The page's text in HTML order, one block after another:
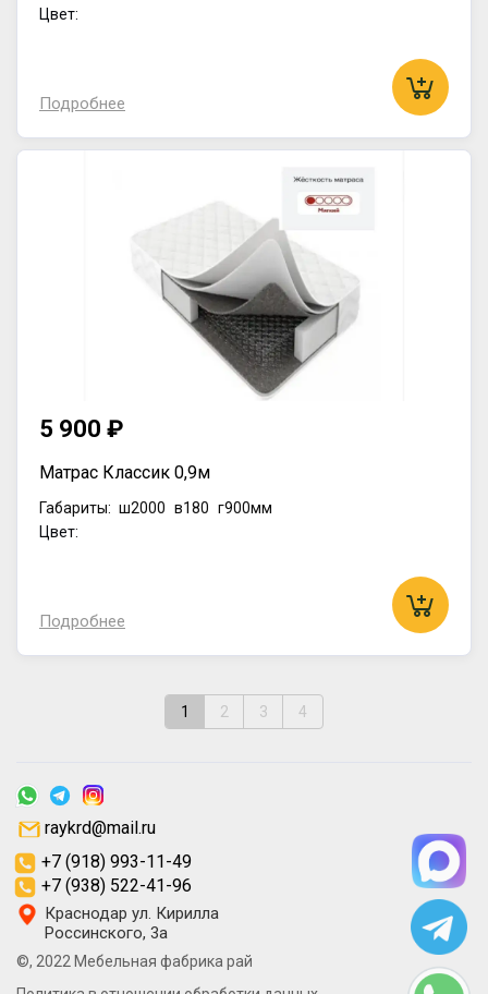
Цвет:
Подробнее
5 900 ₽
Матрас Классик 0,9м
Габариты: ш2000 в180 г900мм
Цвет:
Подробнее
1 2 3 4
©, 2022 Мебельная фабрика рай
Краснодар ул. Кирилла
Россинского, 3а
+7 (918) 993-11-49
+7 (938) 522-41-96
raykrd@mail.ru